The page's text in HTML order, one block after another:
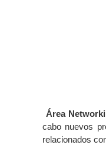
Área
cabo nuevos
relacionados